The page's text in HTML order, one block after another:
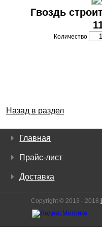
Гвоздь
Количество
Назад в раздел
Главная
Прайс-лист
Доставка
Copyright © 2013 - 2018